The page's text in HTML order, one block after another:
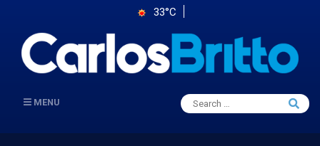
33°C
MENU
Search
for:
Search